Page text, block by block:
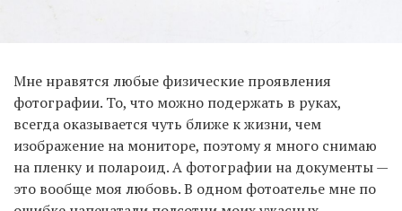
Мне нравятся любые физические проявления
фотографии. То, что можно подержать в руках,
всегда оказывается чуть ближе к жизни, чем
изображение на мониторе, поэтому я много снимаю
на пленку и полароид. А фотографии на документы —
это вообще моя любовь. В одном фотоателье мне по